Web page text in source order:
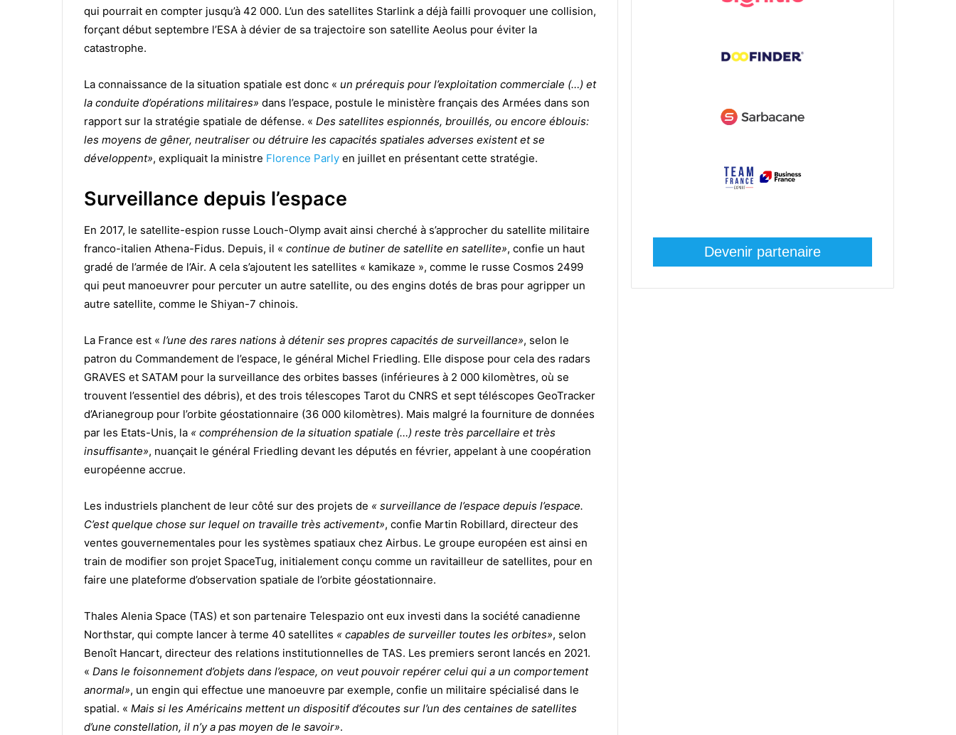
qui pourrait en compter jusqu’à 42 000. L’un des satellites Starlink a déjà failli provoquer une collision,
forçant début septembre l’ESA à dévier de sa trajectoire son satellite Aeolus pour éviter la
catastrophe.
La connaissance de la situation spatiale est donc « un prérequis pour l’exploitation commerciale (…) et
la conduite d’opérations militaires» dans l’espace, postule le ministère français des Armées dans son
rapport sur la stratégie spatiale de défense. « Des satellites espionnés, brouillés, ou encore éblouis:
les moyens de gêner, neutraliser ou détruire les capacités spatiales adverses existent et se
développent», expliquait la ministre Florence Parly en juillet en présentant cette stratégie.
Surveillance depuis l’espace
En 2017, le satellite-espion russe Louch-Olymp avait ainsi cherché à s’approcher du satellite militaire
franco-italien Athena-Fidus. Depuis, il « continue de butiner de satellite en satellite», confie un haut
gradé de l’armée de l’Air. A cela s’ajoutent les satellites « kamikaze », comme le russe Cosmos 2499
qui peut manoeuvrer pour percuter un autre satellite, ou des engins dotés de bras pour agripper un
autre satellite, comme le Shiyan-7 chinois.
La France est « l’une des rares nations à détenir ses propres capacités de surveillance», selon le
patron du Commandement de l’espace, le général Michel Friedling. Elle dispose pour cela des radars
GRAVES et SATAM pour la surveillance des orbites basses (inférieures à 2 000 kilomètres, où se
trouvent l’essentiel des débris), et des trois télescopes Tarot du CNRS et sept téléscopes GeoTracker
d’Arianegroup pour l’orbite géostationnaire (36 000 kilomètres). Mais malgré la fourniture de données
par les Etats-Unis, la « compréhension de la situation spatiale (…) reste très parcellaire et très
insuffisante», nuançait le général Friedling devant les députés en février, appelant à une coopération
européenne accrue.
Les industriels planchent de leur côté sur des projets de « surveillance de l’espace depuis l’espace.
C’est quelque chose sur lequel on travaille très activement», confie Martin Robillard, directeur des
ventes gouvernementales pour les systèmes spatiaux chez Airbus. Le groupe européen est ainsi en
train de modifier son projet SpaceTug, initialement conçu comme un ravitailleur de satellites, pour en
faire une plateforme d’observation spatiale de l’orbite géostationnaire.
Thales Alenia Space (TAS) et son partenaire Telespazio ont eux investi dans la société canadienne
Northstar, qui compte lancer à terme 40 satellites « capables de surveiller toutes les orbites», selon
Benoît Hancart, directeur des relations institutionnelles de TAS. Les premiers seront lancés en 2021.
« Dans le foisonnement d’objets dans l’espace, on veut pouvoir repérer celui qui a un comportement
anormal», un engin qui effectue une manoeuvre par exemple, confie un militaire spécialisé dans le
spatial. « Mais si les Américains mettent un dispositif d’écoutes sur l’un des centaines de satellites
d’une constellation, il n’y a pas moyen de le savoir».
Devenir partenaire